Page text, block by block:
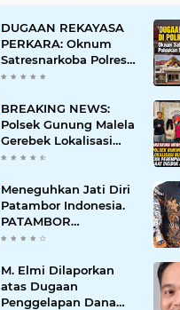
DUGAAN REKAYASA
PERKARA: Oknum
Satresnarkoba Polres
Bengkalis Diduga
Hingga Paksa Warga
Hadir di TKP
BREAKING NEWS:
Polsek Gunung Malela
Gerebek Lokalisasi
Bukit Maraja, Dua
Saat Diciduk Bersama
Sabu
Meneguhkan Jati Diri
Patambor Indonesia.
PATAMBOR
INDONESIA Akan
Jakarta.
M. Elmi Dilaporkan
atas Dugaan
Penggelapan Dana